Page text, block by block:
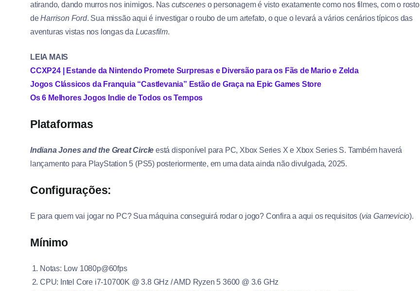
atirando, dando murros nos inimigos. Nas cutscenes o personagem é visto exatamente como nos filmes, com o rosto
deHarrison Ford. Sua missão aqui é investigar o roubo de um artefato, o que o levará a vários cenários típicos das
aventuras vistas nos longas da Lucasfilm.
LEIA MAIS
CCXP24 | Estande da Nintendo Promete Surpresas e Diversão para os Fãs de Mario e Zelda
Jogos Clássicos da Franquia “Castlevania” Estão de Graça na Epic Games Store
Os 6 Melhores Jogos Indie de Todos os Tempos
Plataformas
Indiana Jones and the Great Circle está disponível para PC, Xbox Series X e Xbox Series S. Também haverá
lançamento para PlayStation 5 (PS5) posteriormente, em uma data ainda não divulgada, 2025.
Configurações:
E para quem vai jogar no PC? Sua máquina conseguirá rodar o jogo? Confira a aqui os requisitos (via Gamevicio).
Mínimo
Notas: Low 1080p@60fps
CPU: Intel Core i7-10700K @ 3.8 GHz / AMD Ryzen 5 3600 @ 3.6 GHz